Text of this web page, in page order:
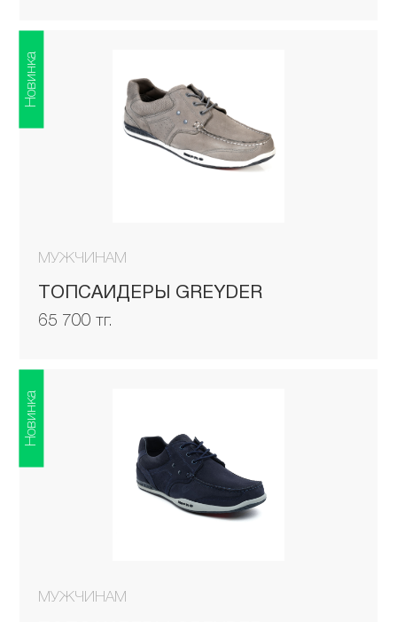
МУЖЧИНАМ
ТОПСАЙДЕРЫ GREYDER
65 700 тг.
Новинка
МУЖЧИНАМ
Новинка